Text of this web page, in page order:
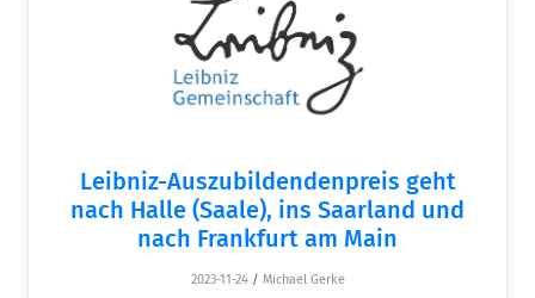
Leibniz-Auszubildendenpreis geht
nach Halle (Saale), ins Saarland und
nach Frankfurt am Main
2023-11-24 / Michael Gerke